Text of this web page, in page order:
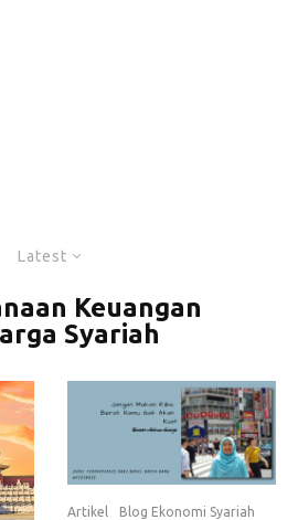
Latest
Keuangan
Syariah
Artikel
Blog Ekonomi Syariah